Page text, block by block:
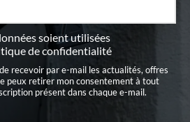
soient utilisées
de confidentialité
recevoir par e-mail les actualités, offres
peux retirer mon consentement à tout
présent dans chaque e-mail.